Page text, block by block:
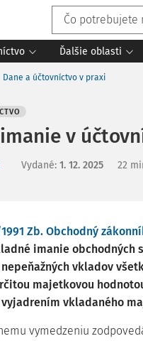
Ďalšie oblasti
Dane a účtovníctvo v praxi
v
Vydané: 1. 12. 2025 22
Zb. Obchodný
imanie obchodných
nepeňažných vkladov
majetkovou
vkladaného
vymedzeniu